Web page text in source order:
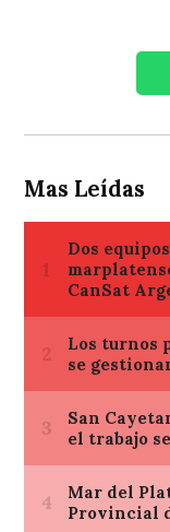
Mas Leídas